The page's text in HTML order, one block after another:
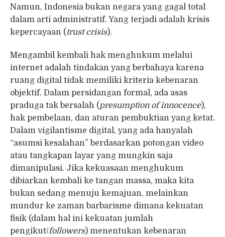
Namun, Indonesia bukan negara yang gagal total
dalam arti administratif. Yang terjadi adalah krisis
kepercayaan ( trust crisis).
Mengambil kembali hak menghukum melalui
internet adalah tindakan yang berbahaya karena
ruang digital tidak memiliki kriteria kebenaran
objektif. Dalam persidangan formal, ada asas
praduga tak bersalah (presumption of innocence),
hak pembelaan, dan aturan pembuktian yang ketat.
Dalam vigilantisme digital, yang ada hanyalah
“asumsi kesalahan” berdasarkan potongan video
atau tangkapan layar yang mungkin saja
dimanipulasi. Jika kekuasaan menghukum
dibiarkan kembali ke tangan massa, maka kita
bukan sedang menuju kemajuan, melainkan
mundur ke zaman barbarisme dimana kekuatan
fisik (dalam hal ini kekuatan jumlah
pengikut/followers) menentukan kebenaran